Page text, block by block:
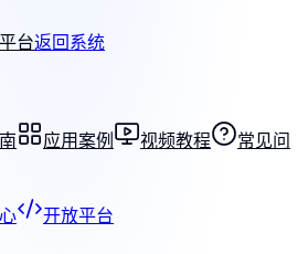
台返回系统
应用案例 视频教程
常见问
开放平台